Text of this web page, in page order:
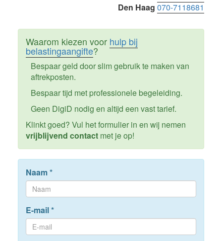
Den Haag 070-7118681
Waarom kiezen voor hulp bij
belastingaangifte?
Bespaar geld door slim gebruik te maken van
aftrekposten.
Bespaar tijd met professionele begeleiding.
Geen DigiD nodig en altijd een vast tarief.
Klinkt goed? Vul het formulier in en wij nemen
vrijblijvend contactmet je op!
Naam*
E-mail*